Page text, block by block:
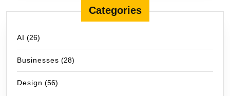
Categories
AI (26)
Businesses (28)
Design (56)